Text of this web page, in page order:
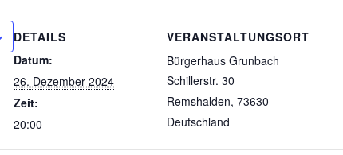
DETAILS
Datum:
26. Dezember 2024
Zeit:
20:00
VERANSTALTUNGSORT
Bürgerhaus Grunbach
Schillerstr. 30
Remshalden, 73630
Deutschland